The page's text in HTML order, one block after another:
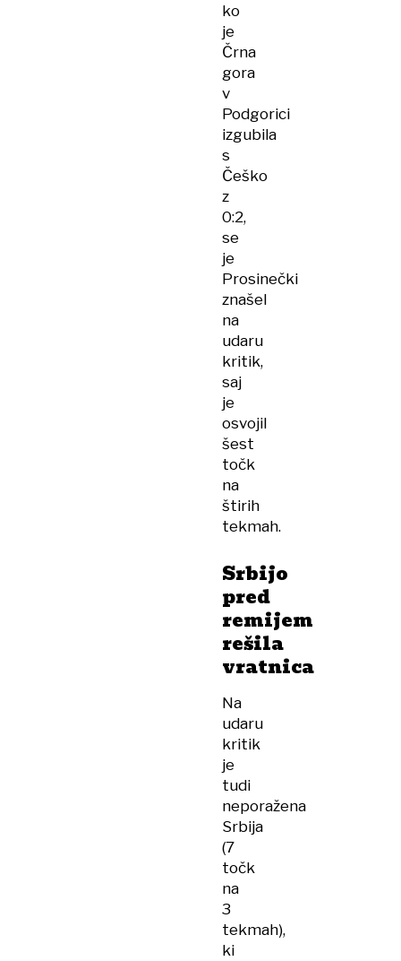
ko
je
Črna
gora
v
Podgorici
izgubila
s
Češko
z
0:2,
se
je
Prosinečki
znašel
na
udaru
kritik,
saj
je
osvojil
šest
točk
na
štirih
tekmah.
Srbijo
pred
remijem
rešila
vratnica
Na
udaru
kritik
je
tudi
neporažena
Srbija
(7
točk
na
3
tekmah),
ki